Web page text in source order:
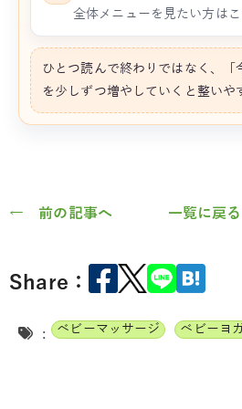
全体メニューを見たい方はこ
ひとつ読んで終わりではなく、「
を少しずつ増やしていくと整いや
← 前の記事へ 一覧に戻る
Share：
: ベビーマッサージ ベビーヨ